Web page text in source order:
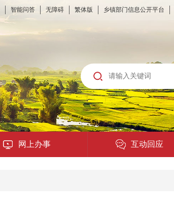
智能问答 无障碍 繁体版 乡镇部门信息公开平台
网上办事 互动回应